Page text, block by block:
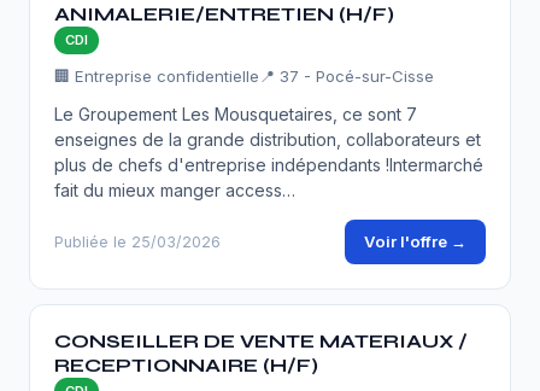
ANIMALERIE/ENTRETIEN (H/F)
CDI
🏢 Entreprise confidentielle 📍 37 - Pocé-sur-Cisse
Le Groupement Les Mousquetaires, ce sont 7
enseignes de la grande distribution, collaborateurs et
plus de chefs d'entreprise indépendants !Intermarché
fait du mieux manger access…
Publiée le 25/03/2026 Voir l'offre →
CONSEILLER DE VENTE MATERIAUX /
RECEPTIONNAIRE (H/F)